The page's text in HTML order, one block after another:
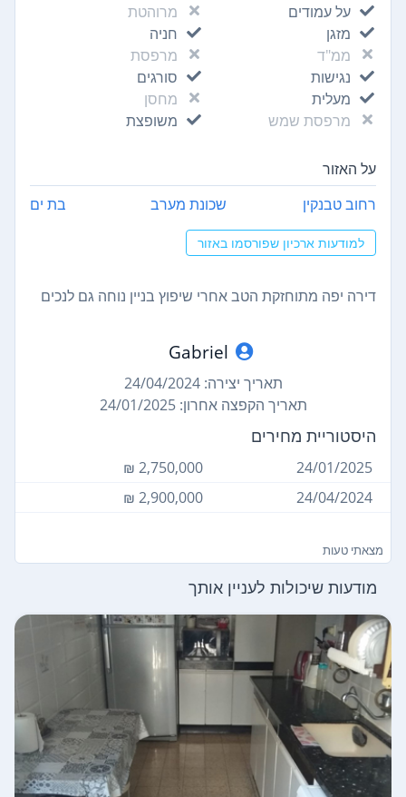
על עמודים
מרוהטת
מזגן
חניה
ממ"ד
מרפסת
נגישות
סורגים
מעלית
מחסן
מרפסת שמש
משופצת
על האזור
רחוב טבנקין שכונת מערב בת ים
למודעות ארכיון שפורסמו באזור
דירה יפה מתוחזקת הטב אחרי שיפוץ בניין נוחה גם לנכים
Gabriel
תאריך יצירה: 24/04/2024
תאריך הקפצה אחרון: 24/01/2025
היסטוריית מחירים
24/01/2025
2,750,000 ₪
24/04/2024
2,900,000 ₪
מצאתי טעות
מודעות שיכולות לעניין אותך